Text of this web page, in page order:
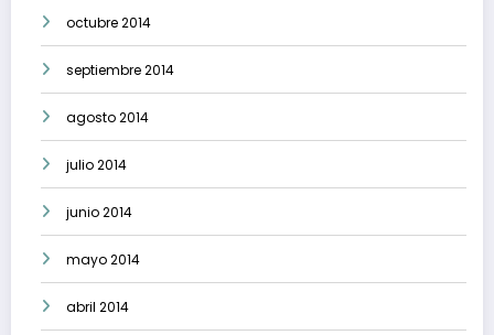
octubre 2014
septiembre 2014
agosto 2014
julio 2014
junio 2014
mayo 2014
abril 2014